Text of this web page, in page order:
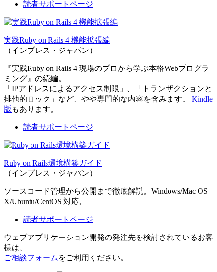
読者サポートページ
実践Ruby on Rails 4 機能拡張編
（インプレス・ジャパン）
『実践Ruby on Rails 4 現場のプロから学ぶ本格Webプログラ
ミング』の続編。
「IPアドレスによるアクセス制限」、「トランザクションと
排他的ロック」など、やや専門的な内容を含みます。 Kindle
版 もあります。
読者サポートページ
Ruby on Rails環境構築ガイド
（インプレス・ジャパン）
ソースコード管理から公開まで徹底解説。Windows/Mac OS
X/Ubuntu/CentOS 対応。
読者サポートページ
ウェブアプリケーション開発の発注先を検討されているお客
様は、
ご相談フォーム をご利用ください。